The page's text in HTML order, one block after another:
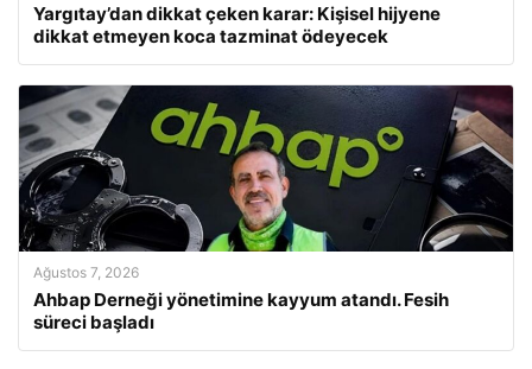
Yargıtay’dan dikkat çeken karar: Kişisel hijyene
dikkat etmeyen koca tazminat ödeyecek
Ağustos 7, 2026
Ahbap Derneği yönetimine kayyum atandı. Fesih
süreci başladı